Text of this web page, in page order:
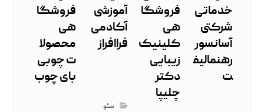
خدماتی
شرکتی
آسانسور
رهنمالیف
ت
فروشگا
هی
کلینیک
زیبایی
دکتر
چلیپا
آموزشی
آکادمی
فراافراز
سئو,
فروشگا
هی
محصولا
ت چوبی
بای چوب